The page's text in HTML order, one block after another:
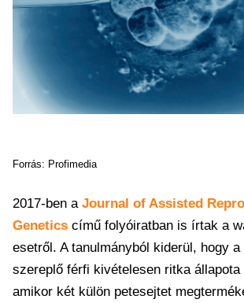
Forrás: Profimedia
2017-ben a Journal of Assisted
Genetics című folyóiratban is írtak a
esetről. A tanulmányból kiderül, hogy a
szereplő férfi kivételesen ritka
amikor két külön petesejtet